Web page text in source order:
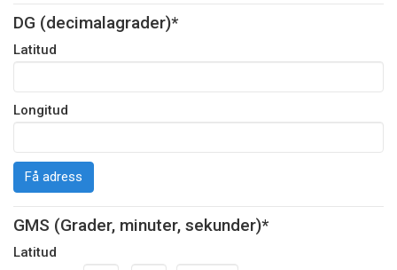
DG (decimalagrader)*
Latitud
Longitud
Få adress
GMS (Grader, minuter, sekunder)*
Latitud